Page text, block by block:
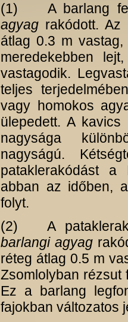
(1) A barlang
agyag rakódott.
átlag 0.3 m
meredekebben
vastagodik.
teljes
vagy homokos
ülepedett. A
nagysága
nagyságú.
pataklerakódást
abban az időben,
folyt.
(2) A
barlangi agyag
réteg átlag 0.5 m
Zsomlolyban rézsut
Ez a barlang
fajokban változatos